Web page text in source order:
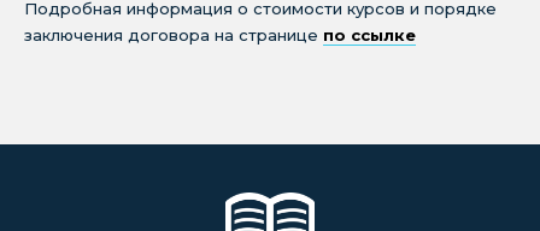
Подробная информация о стоимости курсов и порядке
заключения договора на странице по ссылке